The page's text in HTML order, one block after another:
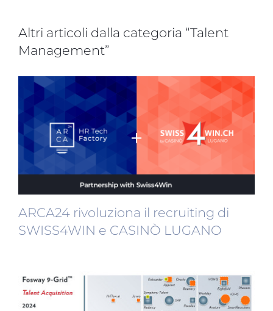
Altri articoli dalla categoria “Talent
Management”
ARCA24 rivoluziona il recruiting di
SWISS4WIN e CASINÒ LUGANO